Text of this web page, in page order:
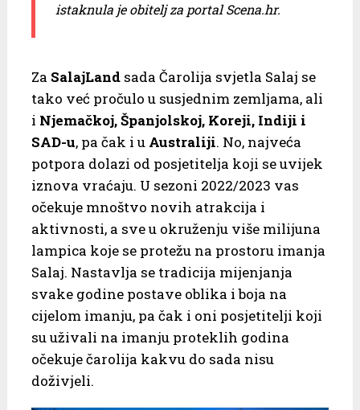
istaknula je obitelj za portal Scena.hr.
Za SalajLandsada Čarolija svjetla Salaj se
tako već pročulo u susjednim zemljama, ali
i Njemačkoj, Španjolskoj, Koreji, Indiji i
SAD-u, pa čak i u Australiji. No, najveća
potpora dolazi od posjetitelja koji se uvijek
iznova vraćaju. U sezoni 2022/2023 vas
očekuje mnoštvo novih atrakcija i
aktivnosti, a sve u okruženju više milijuna
lampica koje se protežu na prostoru imanja
Salaj. Nastavlja se tradicija mijenjanja
svake godine postave oblika i boja na
cijelom imanju, pa čak i oni posjetitelji koji
su uživali na imanju proteklih godina
očekuje čarolija kakvu do sada nisu
doživjeli.